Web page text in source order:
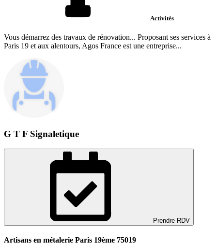
Activités
Vous démarrez des travaux de rénovation... Proposant ses services à
Paris 19 et aux alentours, Agos France est une entreprise...
G T F Signaletique
Prendre RDV
Artisans en métalerie Paris 19ème 75019